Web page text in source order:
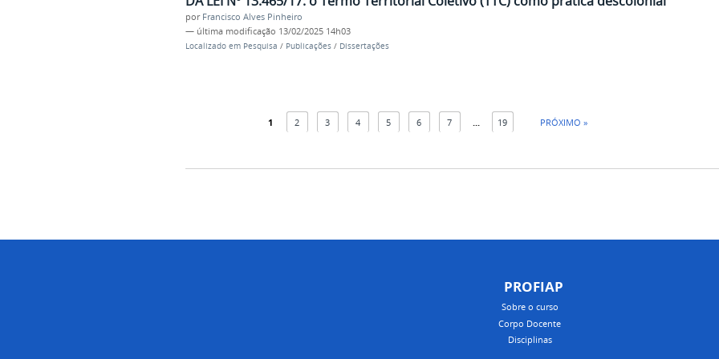
por Francisco Alves Pinheiro
— última modificação 13/02/2025 14h03
Localizado em Pesquisa / Publicações / Dissertações
1 2 3 4 5 6 7 19 PRÓXIMO »
PROFIAP
Sobre o curso
Corpo Docente
Disciplinas